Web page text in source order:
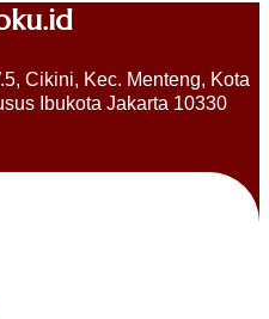
Cikini, Kec. Menteng, Kota
Ibukota Jakarta 10330